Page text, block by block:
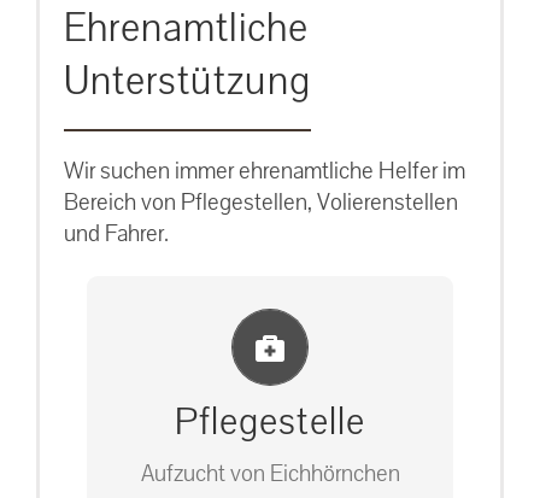
Ehrenamtliche
Unterstützung
Wir suchen immer ehrenamtliche Helfer im
Bereich von Pflegestellen, Volierenstellen
und Fahrer.
Pflegestelle
Aufzucht von Eichhörnchen
Einlernung und Infos